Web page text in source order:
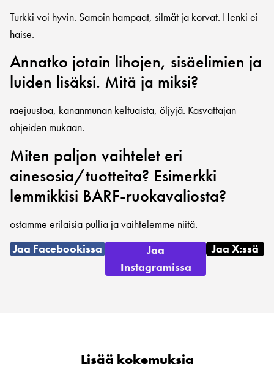
Turkki voi hyvin. Samoin hampaat, silmät ja korvat. Henki ei
haise.
Annatko jotain lihojen, sisäelimien ja
luiden lisäksi. Mitä ja miksi?
raejuustoa, kananmunan keltuaista, öljyjä. Kasvattajan
ohjeiden mukaan.
Miten paljon vaihtelet eri
ainesosia/tuotteita? Esimerkki
lemmikkisi BARF-ruokavaliosta?
ostamme erilaisia pullia ja vaihtelemme niitä.
Jaa Facebookissa
Jaa
Instagramissa
Jaa X:ssä
Lisää kokemuksia